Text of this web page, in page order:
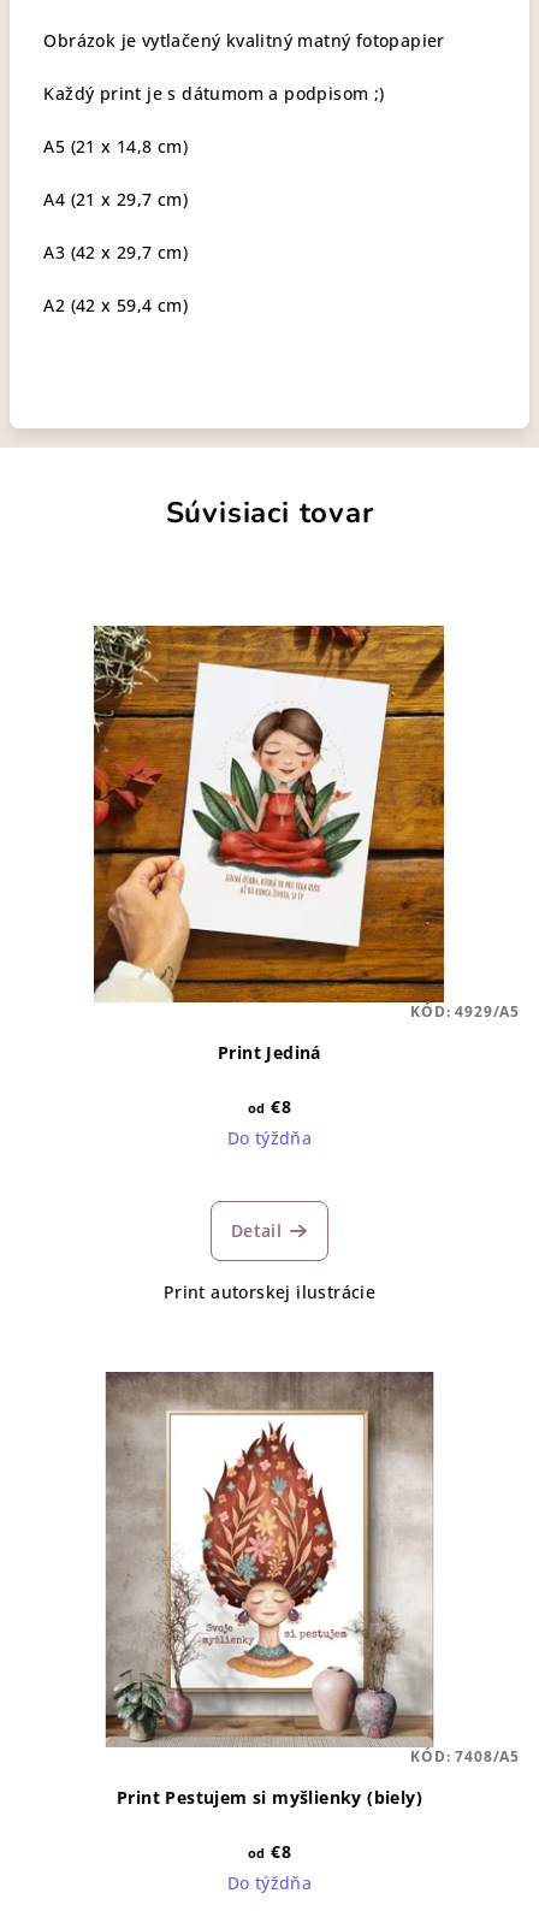
Obrázok je vytlačený kvalitný matný fotopapier
Každý print je s dátumom a podpisom ;)
A5 (21 x 14,8 cm)
A4 (21 x 29,7 cm)
A3 (42 x 29,7 cm)
A2 (42 x 59,4 cm)
Súvisiaci tovar
Print Jediná
od €8
Do týždňa
Detail
Print autorskej ilustrácie
KÓD:4929/A5
Print Pestujem si myšlienky (biely)
od €8
Do týždňa
KÓD:7408/A5